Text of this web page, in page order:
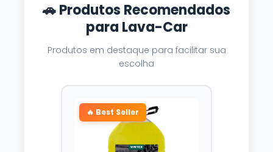
🚗 Produtos Recomendados
para Lava-Car
Produtos em destaque para facilitar sua
escolha
🔥 Best Seller